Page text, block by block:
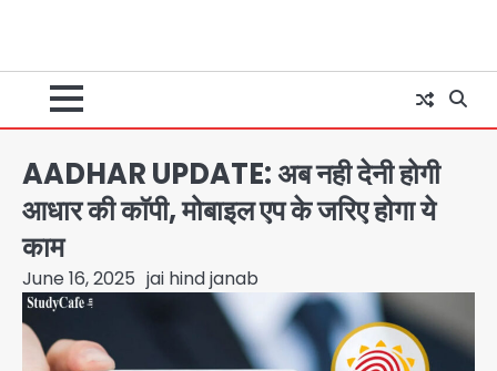
AADHAR UPDATE: अब नही देनी होगी
आधार की काॅपी, मोबाइल एप के जरिए होगा ये
काम
June 16, 2025 jai hind janab